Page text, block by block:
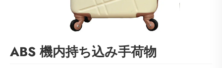
ABS 機内持ち込み手荷物